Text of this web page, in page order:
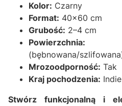
Kolor: Czarny
Format: 40x60 cm
Grubość: 2–4 cm
Powierzchnia:
(bębnowana/
Mrozoodporność: Tak
Kraj pochodzenia: Indie
Stwórz funkcjonalną i